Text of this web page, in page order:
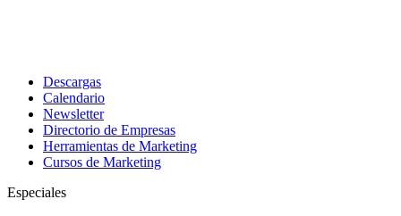
Descargas
Calendario
Newsletter
Directorio de Empresas
Herramientas de Marketing
Cursos de Marketing
Especiales